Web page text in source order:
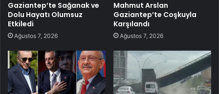
Gaziantep’te Sağanak ve
Dolu Hayatı Olumsuz
Etkiledi
Ağustos 7, 2026
Mahmut Arslan
Gaziantep’te Coşkuyla
Karşılandı
Ağustos 7, 2026